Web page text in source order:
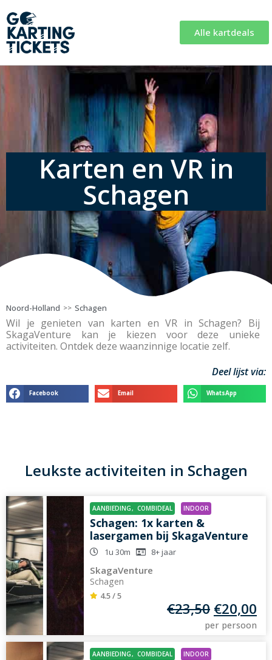
Alle kartdeals
Karten en VR in
Schagen
Noord-Holland >> Schagen
Wil je genieten van karten en VR in Schagen? Bij
SkagaVenture kan je kiezen voor deze unieke
activiteiten. Ontdek deze waanzinnige locatie zelf.
Deel lijst via:
Facebook Email WhatsApp
Leukste activiteiten in Schagen
AANBIEDING, COMBIDEAL INDOOR
Schagen: 1x karten &
lasergamen bij SkagaVenture
1u 30m 8+jaar
SkagaVenture
Schagen
4.5 / 5
€23,50 €20,00
per persoon
AANBIEDING, COMBIDEAL INDOOR